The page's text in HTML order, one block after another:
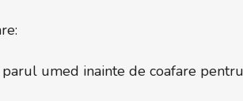
umed inainte de coafare